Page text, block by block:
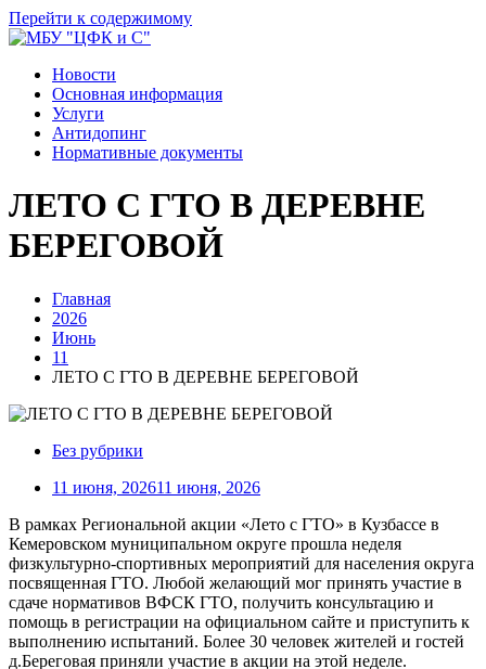
Перейти к содержимому
Новости
Основная информация
Услуги
Антидопинг
Нормативные документы
ЛЕТО С ГТО В ДЕРЕВНЕ
БЕРЕГОВОЙ
Главная
2026
Июнь
11
ЛЕТО С ГТО В ДЕРЕВНЕ БЕРЕГОВОЙ
Без рубрики
11 июня, 202611 июня, 2026
В рамках Региональной акции «Лето с ГТО» в Кузбассе в
Кемеровском муниципальном округе прошла неделя
физкультурно-спортивных мероприятий для населения округа
посвященная ГТО. Любой желающий мог принять участие в
сдаче нормативов ВФСК ГТО, получить консультацию и
помощь в регистрации на официальном сайте и приступить к
выполнению испытаний. Более 30 человек жителей и гостей
д.Береговая приняли участие в акции на этой неделе.